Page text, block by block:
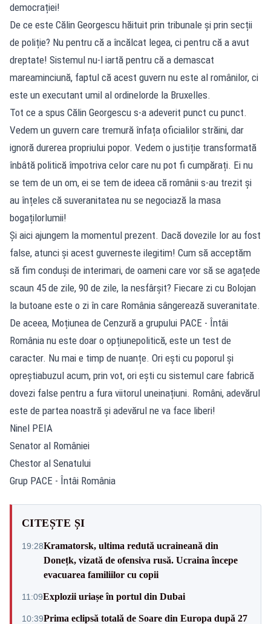
democrației!
De ce este Călin Georgescu hăituit prin tribunale și prin secții
de poliție? Nu pentru că a încălcat legea, ci pentru că a avut
dreptate! Sistemul nu-l iartă pentru că a demascat
mareaminciună, faptul că acest guvern nu este al românilor, ci
este un executant umil al ordinelorde la Bruxelles.
Tot ce a spus Călin Georgescu s-a adeverit punct cu punct.
Vedem un guvern care tremură înfața oficialilor străini, dar
ignoră durerea propriului popor. Vedem o justiție transformată
înbâtă politică împotriva celor care nu pot fi cumpărați. Ei nu
se tem de un om, ei se tem de ideea că românii s-au trezit și
au înțeles că suveranitatea nu se negociază la masa
bogațilorlumii!
Și aici ajungem la momentul prezent. Dacă dovezile lor au fost
false, atunci și acest guverneste ilegitim! Cum să acceptăm
să fim conduși de interimari, de oameni care vor să se agațede
scaun 45 de zile, 90 de zile, la nesfârșit? Fiecare zi cu Bolojan
la butoane este o zi în care România sângerează suveranitate.
De aceea, Moțiunea de Cenzură a grupului PACE - Întâi
România nu este doar o opțiunepolitică, este un test de
caracter. Nu mai e timp de nuanțe. Ori ești cu poporul și
opreștiabuzul acum, prin vot, ori ești cu sistemul care fabrică
dovezi false pentru a fura viitorul uneinațiuni. Români, adevărul
este de partea noastră și adevărul ne va face liberi!
Ninel PEIA
Senator al României
Chestor al Senatului
Grup PACE - Întâi România
CITEȘTE ȘI
19:28Kramatorsk, ultima redută ucraineană din
Donețk, vizată de ofensiva rusă. Ucraina începe
evacuarea familiilor cu copii
11:09Explozii uriașe în portul din Dubai
10:39Prima eclipsă totală de Soare din Europa după 27